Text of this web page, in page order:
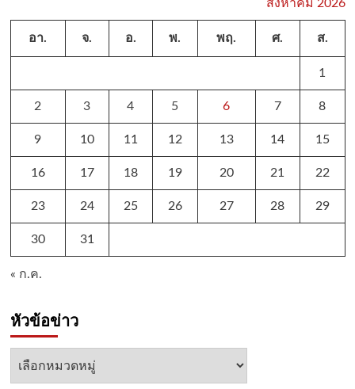
สิงหาคม 2026
อา. จ. อ. พ. พฤ. ศ. ส.
1
2 3 4 5 6 7 8
9 10 11 12 13 14 15
16 17 18 19 20 21 22
23 24 25 26 27 28 29
30 31
« ก.ค.
หัวข้อข่าว
หัวข้อ